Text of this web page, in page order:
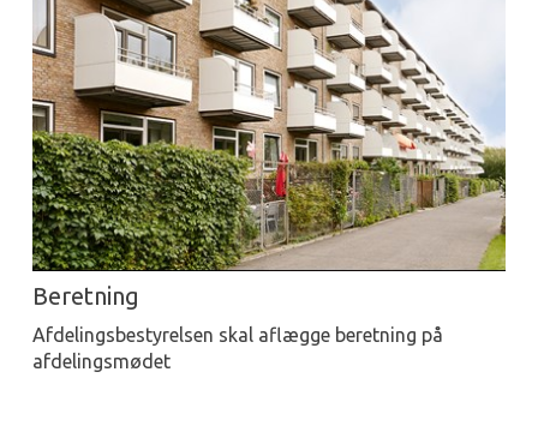
Beretning
Afdelingsbestyrelsen skal aflægge beretning på
afdelingsmødet